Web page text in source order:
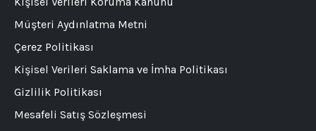
Müşteri Aydınlatma Metni
Çerez Politikası
Kişisel Verileri Saklama ve İmha Politikası
Gizlilik Politikası
Mesafeli Satış Sözleşmesi